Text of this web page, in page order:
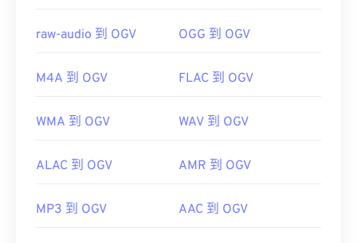
raw-audio 到 OGV OGG 到 OGV
M4A 到 OGV FLAC 到 OGV
WMA 到 OGV WAV 到 OGV
ALAC 到 OGV AMR 到 OGV
MP3 到 OGV AAC 到 OGV